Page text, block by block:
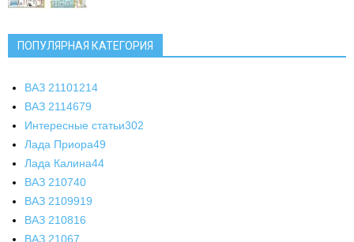
ПОПУЛЯРНАЯ КАТЕГОРИЯ
ВАЗ 21101214
ВАЗ 2114679
Интересные статьи302
Лада Приора49
Лада Калина44
ВАЗ 210740
ВАЗ 2109919
ВАЗ 210816
ВАЗ 21067